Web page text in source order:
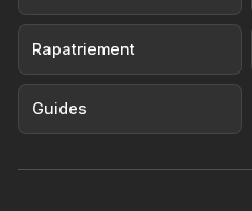
Rapatriement
Guides